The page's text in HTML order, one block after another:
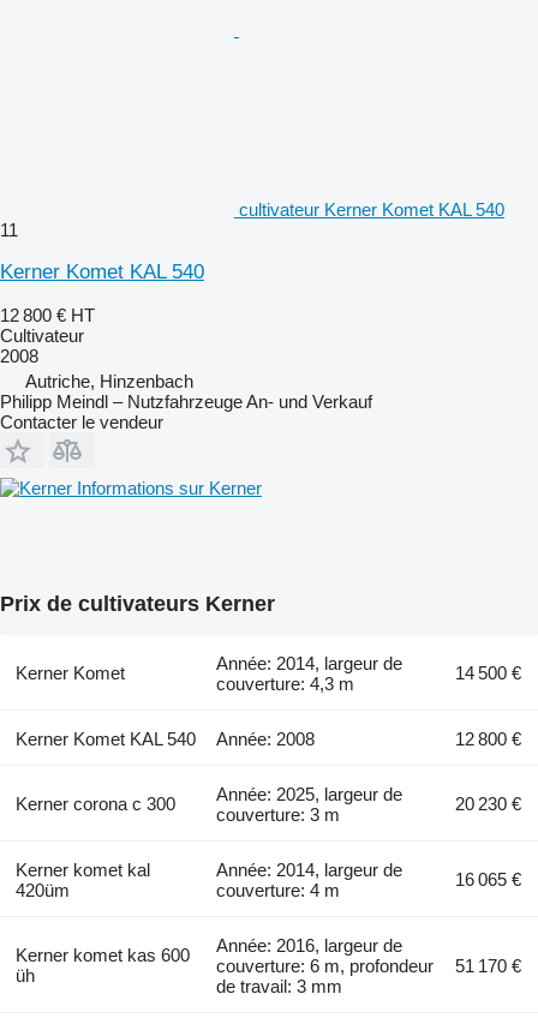
cultivateur Kerner Komet KAL 540
11
Kerner Komet KAL 540
12 800 € HT
Cultivateur
2008
Autriche, Hinzenbach
Philipp Meindl – Nutzfahrzeuge An- und Verkauf
Contacter le vendeur
Informations sur Kerner
Prix de cultivateurs Kerner
Kerner Komet
Année: 2014, largeur de
couverture: 4,3 m
14 500 €
Kerner Komet KAL 540 Année: 2008 12 800 €
Kerner corona c 300
Année: 2025, largeur de
couverture: 3 m
20 230 €
Kerner komet kal
420üm
Année: 2014, largeur de
couverture: 4 m
16 065 €
Kerner komet kas 600
üh
Année: 2016, largeur de
couverture: 6 m, profondeur
de travail: 3 mm
51 170 €